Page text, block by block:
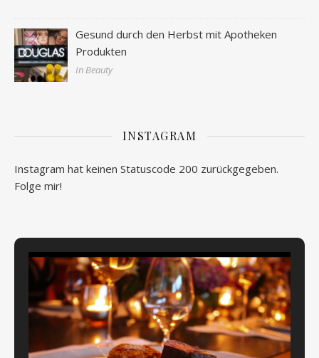
Gesund durch den Herbst mit Apotheken
Produkten
In Beauty
INSTAGRAM
Instagram hat keinen Statuscode 200 zurückgegeben.
Folge mir!